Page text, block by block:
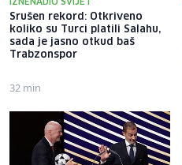
Srušen rekord: Otkriveno
koliko su Turci platili Salahu,
sada je jasno otkud baš
Trabzonspor
32 min